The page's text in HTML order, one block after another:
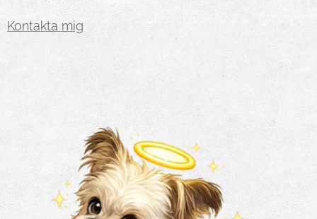
Kontakta mig